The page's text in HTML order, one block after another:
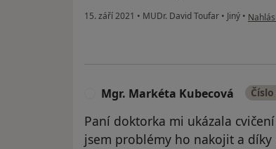
15. září 2021 • MUDr. David Toufar • Jiný • podle
Mgr. Markéta Kubecová
Paní doktorka mi ukázala
jsem problémy ho nakojit a